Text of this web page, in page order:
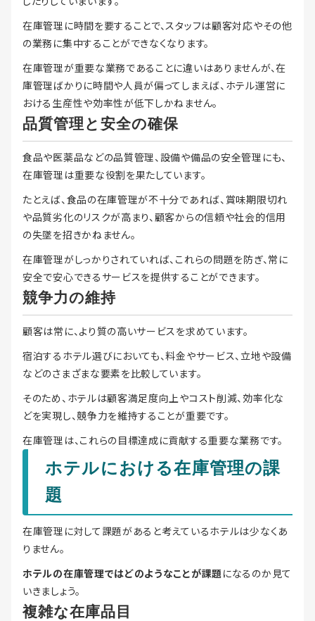
在庫管理に時間を要することで、スタッフは顧客対応やその他
の業務に集中することができなくなります。
在庫管理が重要な業務であることに違いはありませんが、在
庫管理ばかりに時間や人員が偏ってしまえば、ホテル運営に
おける生産性や効率性が低下しかねません。
品質管理と安全の確保
食品や医薬品などの品質管理、設備や備品の安全管理にも、
在庫管理は重要な役割を果たしています。
たとえば、食品の在庫管理が不十分であれば、賞味期限切れ
や品質劣化のリスクが高まり、顧客からの信頼や社会的信用
の失墜を招きかねません。
在庫管理がしっかりされていれば、これらの問題を防ぎ、常に
安全で安心できるサービスを提供することができます。
競争力の維持
顧客は常に、より質の高いサービスを求めています。
宿泊するホテル選びにおいても、料金やサービス、立地や設備
などのさまざまな要素を比較しています。
そのため、ホテルは顧客満足度向上やコスト削減、効率化な
どを実現し、競争力を維持することが重要です。
在庫管理は、これらの目標達成に貢献する重要な業務です。
ホテルにおける在庫管理の課
題
在庫管理に対して課題があると考えているホテルは少なくあ
りません。
ホテルの在庫管理ではどのようなことが課題になるのか見て
いきましょう。
複雑な在庫品目